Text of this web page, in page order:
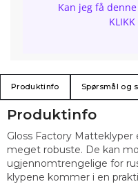
Kan jeg få
KLIKK
Produktinfo Spørsmål og
Produktinfo
Gloss Factory
meget robuste. De kan
ugjennomtrengelige for
klypene kommer i en